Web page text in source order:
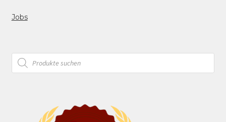
Jobs
Products
search